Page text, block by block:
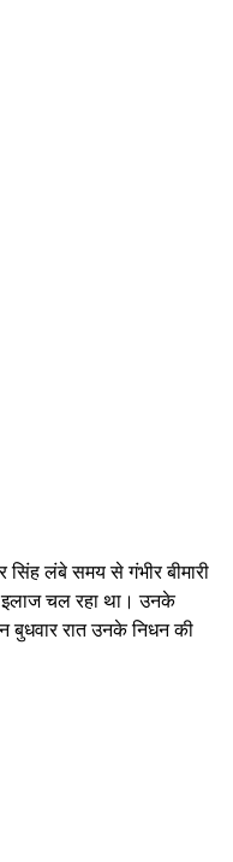
सिंह लंबे समय से गंभीर बीमारी
चल रहा था। उनके
बुधवार रात उनके निधन की